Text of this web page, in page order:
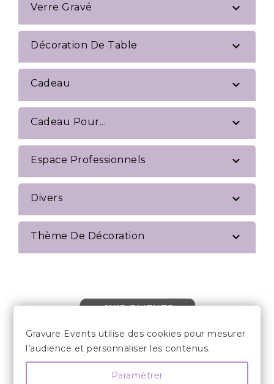
Verre Gravé 
Décoration De Table 
Cadeau 
Cadeau Pour... 
Espace Professionnels 
Divers 
Thème De Décoration 
AVIS CLIENTS
LES INFORMATIONS
Gravure Events utilise des cookies pour mesurer
l’audience et personnaliser les contenus.
Paramétrer